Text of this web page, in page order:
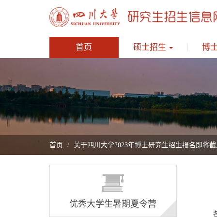
首页 硕士招生 博
首页 关于四川大学2023年博士研究生招生报名即将
优秀大学生暑期夏令营